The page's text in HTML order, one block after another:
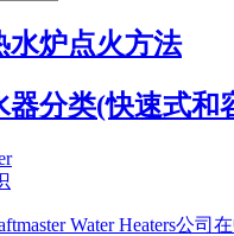
水炉点火方法
器分类(快速式和
Water Heaters公司